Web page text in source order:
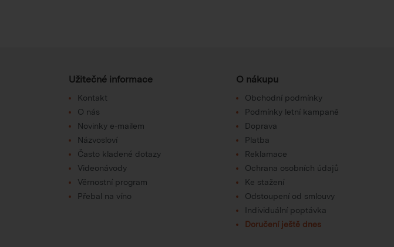
Užitečné informace
Kontakt
O nás
Novinky e-mailem
Názvosloví
Často kladené dotazy
Videonávody
Věrnostní program
Přebal na víno
O nákupu
Obchodní podmínky
Podmínky letní kampaně
Doprava
Platba
Reklamace
Ochrana osobních údajů
Ke stažení
Odstoupení od smlouvy
Individuální poptávka
Doručení ještě dnes